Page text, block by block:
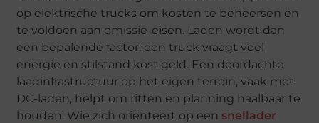
op elektrische trucks om kosten te beheersen en
te voldoen aan emissie-eisen. Laden wordt dan
een bepalende factor: een truck vraagt veel
energie en stilstand kost geld. Een doordachte
laadinfrastructuur op het eigen terrein, vaak met
DC-laden, helpt om ritten en planning haalbaar te
houden. Wie zich oriënteert op een snellader